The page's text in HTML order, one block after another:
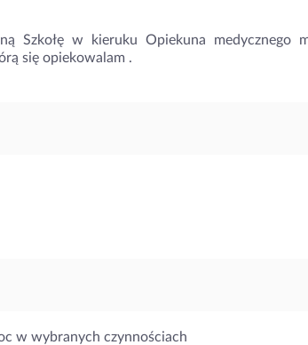
Szkołę w kieruku Opiekuna medycznego
się opiekowalam .
w wybranych czynnościach